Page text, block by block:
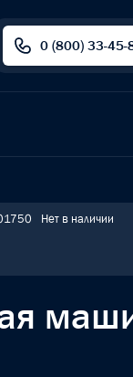
0 (800) 33-45-
Нет в наличии